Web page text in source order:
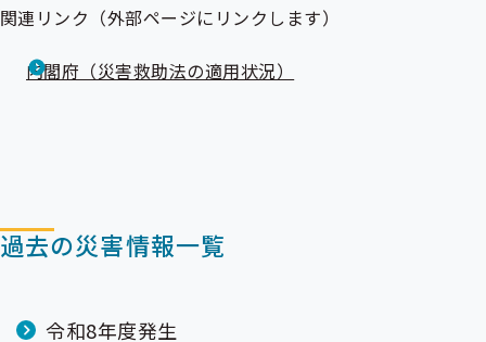
関連リンク（外部ページにリンクします）
内閣府（災害救助法の適用状況）
過去の災害情報一覧
令和8年度発生